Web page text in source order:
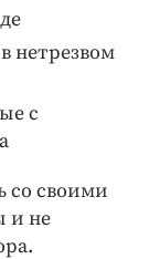
нетрезвом
с
со своими
и не